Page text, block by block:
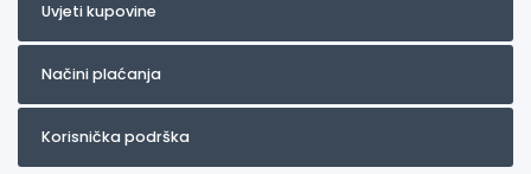
Uvjeti kupovine
Načini plaćanja
Korisnička podrška